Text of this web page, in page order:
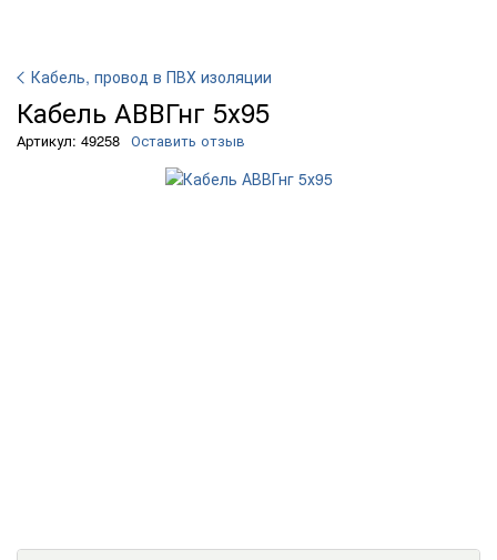
Кабель, провод в ПВХ изоляции
Кабель АВВГнг 5х95
Артикул: 49258 Оставить отзыв